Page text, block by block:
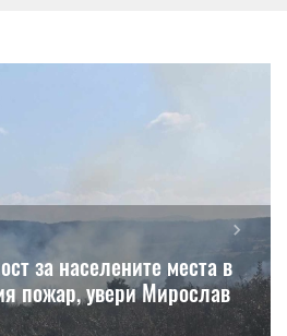
за населените места в
пожар, увери Мирослав
Next